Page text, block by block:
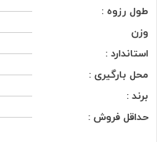
طول رزوه :
وزن
استاندارد :
محل بارگیری :
برند :
حداقل فروش :